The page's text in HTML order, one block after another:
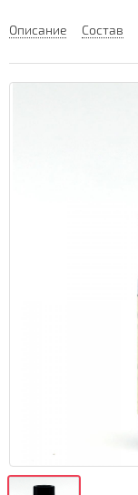
Описание Состав